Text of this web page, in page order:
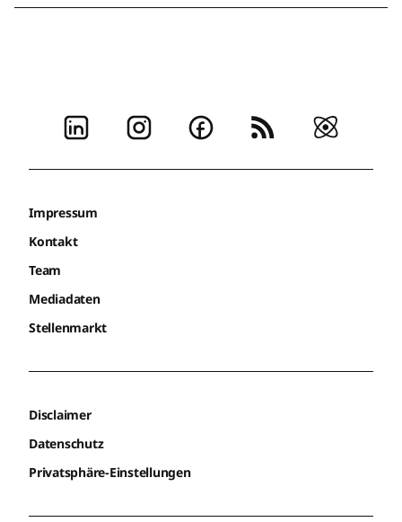
Impressum
Kontakt
Team
Mediadaten
Stellenmarkt
Disclaimer
Datenschutz
Privatsphäre-Einstellungen